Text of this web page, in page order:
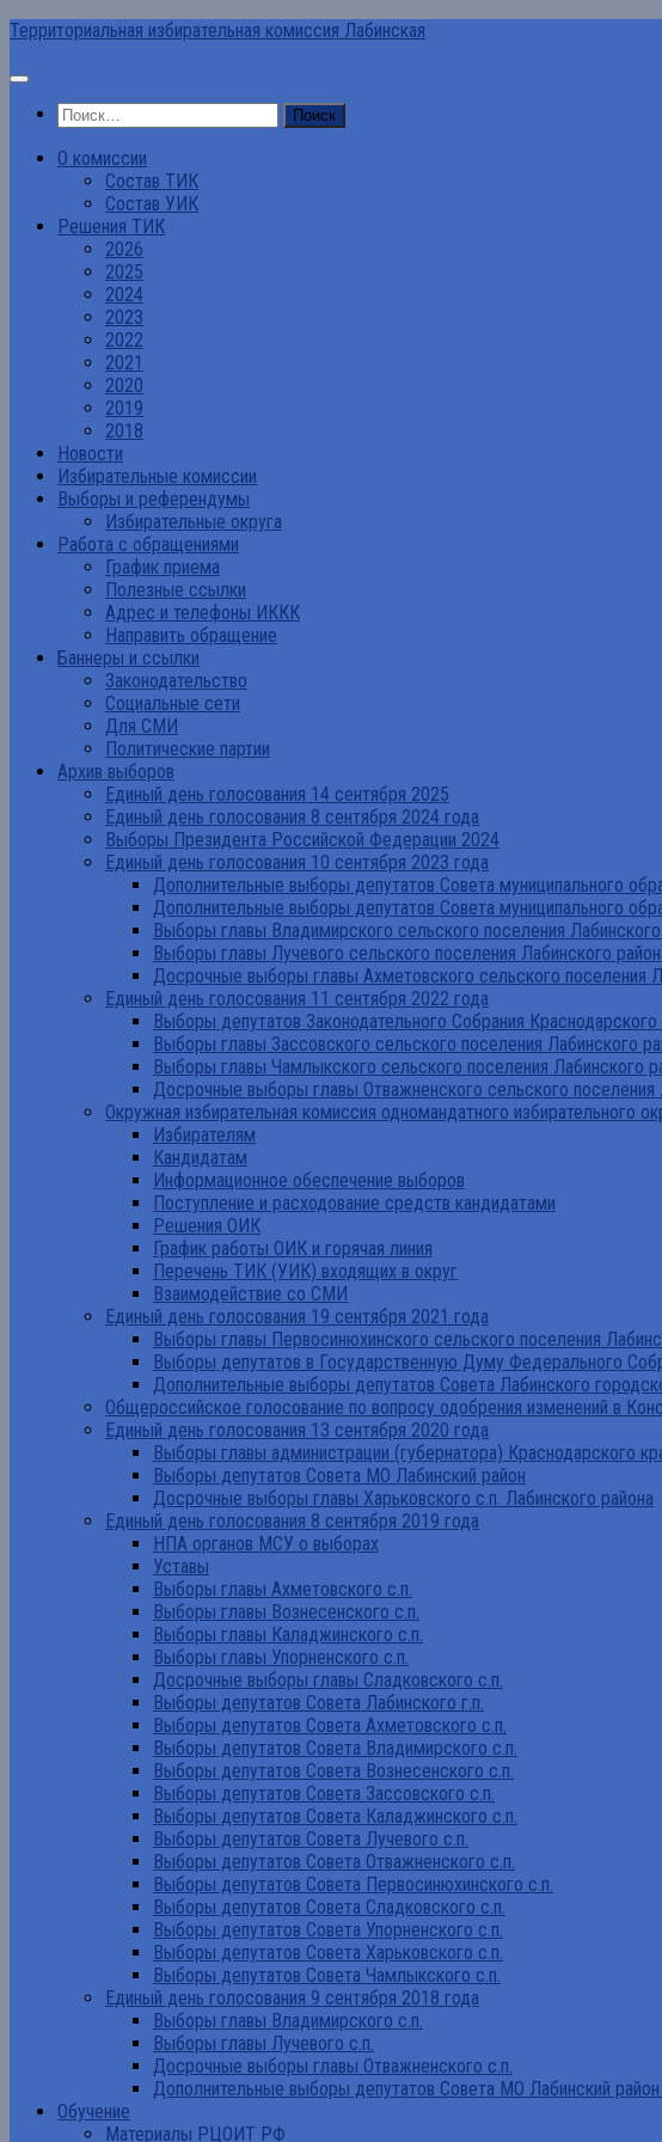
Перейти
содержимому
Территориальная избирательная комиссия Лабинская
Найти:
О комиссии
Состав ТИК
Состав УИК
Решения ТИК
2026
2025
2024
2023
2022
2021
2020
2019
2018
Новости
Избирательные комиссии
Выборы и референдумы
Избирательные округа
Работа с обращениями
График приема
Полезные ссылки
Адрес и телефоны ИККК
Направить обращение
Баннеры и ссылки
Законодательство
Социальные сети
Для СМИ
Политические партии
Архив выборов
Единый день голосования 14 сентября 2025
Единый день голосования 8 сентября 2024 года
Выборы Президента Российской Федерации 2024
Единый день голосования 10 сентября 2023 года
Дополнительные выборы депутатов Совета муниципального
Дополнительные выборы депутатов Совета муниципального
Выборы главы Владимирского сельского поселения Лабинского
Выборы главы Лучевого сельского поселения Лабинского
Досрочные выборы главы Ахметовского сельского поселения
Единый день голосования 11 сентября 2022 года
Выборы депутатов Законодательного Собрания
Выборы главы Зассовского сельского поселения Лабинского
Выборы главы Чамлыкского сельского поселения Лабинского
Досрочные выборы главы Отважненского сельского поселения
Окружная избирательная комиссия одномандатного избирательного
Избирателям
Кандидатам
Информационное обеспечение выборов
Поступление и расходование средств кандидатами
Решения ОИК
График работы ОИК и горячая линия
Перечень ТИК (УИК) входящих в округ
Взаимодействие со СМИ
Единый день голосования 19 сентября 2021 года
Выборы главы Первосинюхинского сельского поселения
Выборы депутатов в Государственную Думу Федерального
Дополнительные выборы депутатов Совета Лабинского
Общероссийское голосование по вопросу одобрения изменений в
Единый день голосования 13 сентября 2020 года
Выборы главы администрации (губернатора) Краснодарского
Выборы депутатов Совета МО Лабинский район
Досрочные выборы главы Харьковского с.п. Лабинского района
Единый день голосования 8 сентября 2019 года
НПА органов МСУ о выборах
Уставы
Выборы главы Ахметовского с.п.
Выборы главы Вознесенского с.п.
Выборы главы Каладжинского с.п.
Выборы главы Упорненского с.п.
Досрочные выборы главы Сладковского с.п.
Выборы депутатов Совета Лабинского г.п.
Выборы депутатов Совета Ахметовского с.п.
Выборы депутатов Совета Владимирского с.п.
Выборы депутатов Совета Вознесенского с.п.
Выборы депутатов Совета Зассовского с.п.
Выборы депутатов Совета Каладжинского с.п.
Выборы депутатов Совета Лучевого с.п.
Выборы депутатов Совета Отважненского с.п.
Выборы депутатов Совета Первосинюхинского с.п.
Выборы депутатов Совета Сладковского с.п.
Выборы депутатов Совета Упорненского с.п.
Выборы депутатов Совета Харьковского с.п.
Выборы депутатов Совета Чамлыкского с.п.
Единый день голосования 9 сентября 2018 года
Выборы главы Владимирского с.п.
Выборы главы Лучевого с.п.
Досрочные выборы главы Отважненского с.п.
Дополнительные выборы депутатов Совета МО Лабинский
Обучение
Материалы РЦОИТ РФ